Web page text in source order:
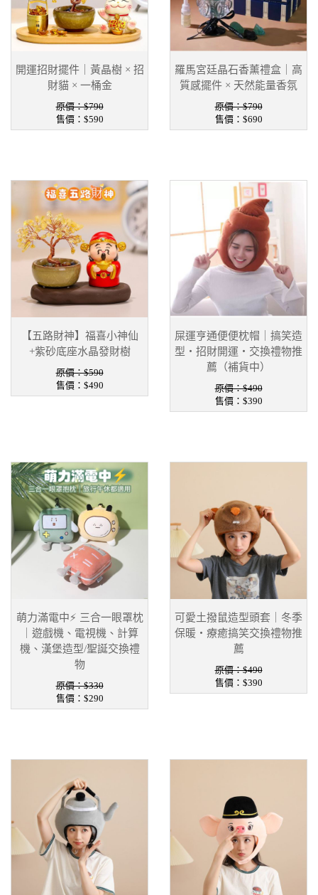
開運招財擺件｜黃晶樹 × 招
財貓 × 一桶金
原價：$790
售價： $590
羅馬宮廷晶石香薰禮盒｜高
質感擺件 × 天然能量香氛
原價：$790
售價： $690
【五路財神】福喜小神仙
+紫砂底座水晶發財樹
原價：$590
售價： $490
屎運亨通便便枕帽｜搞笑造
型・招財開運・交換禮物推
薦（補貨中）
原價：$490
售價： $390
萌力滿電中⚡ 三合一眼罩枕
｜遊戲機、電視機、計算
機、漢堡造型/聖誕交換禮
物
原價：$330
售價： $290
可愛土撥鼠造型頭套｜冬季
保暖・療癒搞笑交換禮物推
薦
原價：$490
售價： $390